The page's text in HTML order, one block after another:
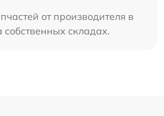
от производителя в
складах.